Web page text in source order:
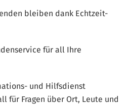
bleiben dank Echtzeit-
für all Ihre
und Hilfsdienst
für Fragen über Ort, Leute und